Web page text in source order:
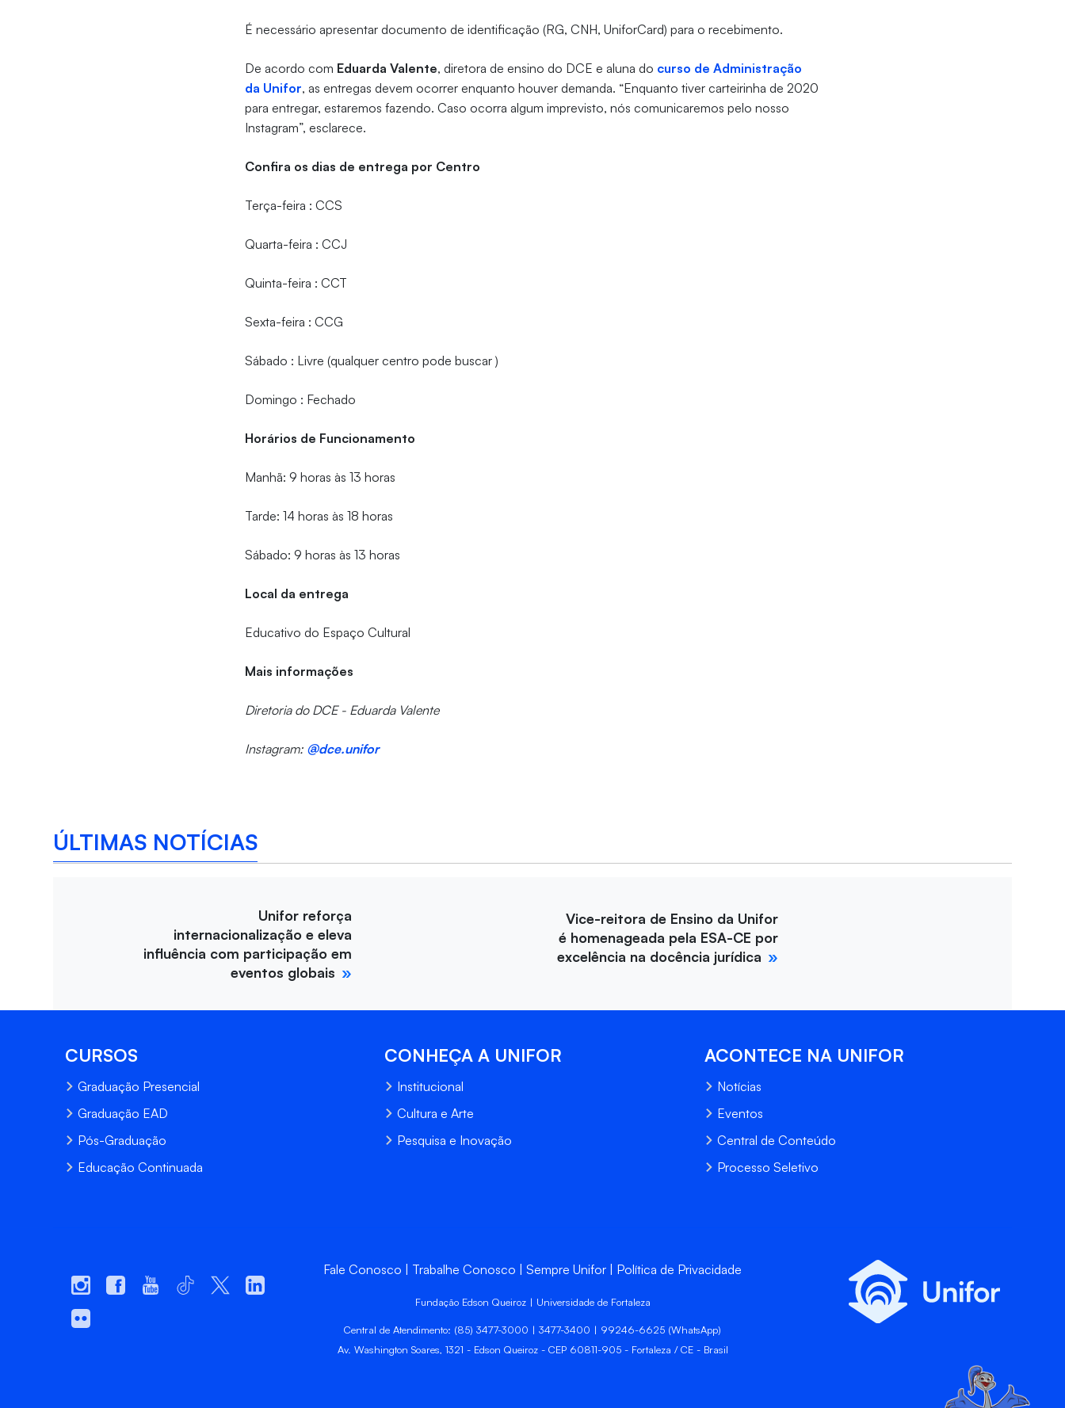
É necessário apresentar documento de identificação (RG, CNH, UniforCard) para o recebimento.
De acordo com Eduarda Valente, diretora de ensino do DCE e aluna do curso de Administração
da Unifor, as entregas devem ocorrer enquanto houver demanda. “Enquanto tiver carteirinha de 2020
para entregar, estaremos fazendo. Caso ocorra algum imprevisto, nós comunicaremos pelo nosso
Instagram”, esclarece.
Confira os dias de entrega por Centro
Terça-feira : CCS
Quarta-feira : CCJ
Quinta-feira : CCT
Sexta-feira : CCG
Sábado : Livre (qualquer centro pode buscar )
Domingo : Fechado
Horários de Funcionamento
Manhã: 9 horas às 13 horas
Tarde: 14 horas às 18 horas
Sábado: 9 horas às 13 horas
Local da entrega
Educativo do Espaço Cultural
Mais informações
Diretoria do DCE - Eduarda Valente
Instagram: @dce.unifor
ÚLTIMAS NOTÍCIAS
Unifor reforça
internacionalização e eleva
influência com participação em
eventos globais
Vice-reitora de Ensino da Unifor
é homenageada pela ESA-CE por
excelência na docência jurídica
CURSOS
Graduação Presencial
Graduação EAD
Pós-Graduação
Educação Continuada
CONHEÇA A UNIFOR
Institucional
Cultura e Arte
Pesquisa e Inovação
ACONTECE NA UNIFOR
Notícias
Eventos
Central de Conteúdo
Processo Seletivo
Fale Conosco Trabalhe Conosco Sempre Unifor Política de Privacidade
Fundação Edson Queiroz | Universidade de Fortaleza
Central de Atendimento: (85) 3477-3000 | 3477-3400 | 99246-6625 (WhatsApp)
Av. Washington Soares, 1321 - Edson Queiroz - CEP 60811-905 - Fortaleza / CE - Brasil